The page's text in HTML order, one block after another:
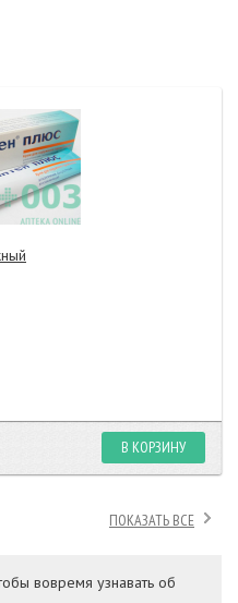
В КОРЗИНУ
ПОКАЗАТЬ ВСЕ
вовремя узнавать об